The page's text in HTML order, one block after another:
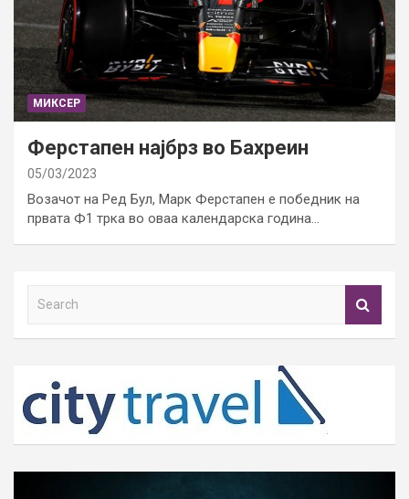
МИКСЕР
Ферстапен најбрз во Бахреин
05/03/2023
Возачот на Ред Бул, Марк Ферстапен е победник на
првата Ф1 трка во оваа календарска година…
h